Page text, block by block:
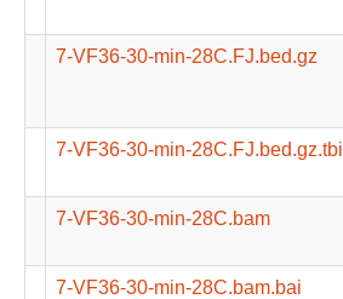
7-VF36-30-min-28C.FJ.bed.gz
7-VF36-30-min-28C.FJ.bed.gz.tbi
7-VF36-30-min-28C.bam
7-VF36-30-min-28C.bam.bai